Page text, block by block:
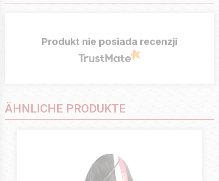
Produkt nie posiada recenzji
ÄHNLICHE PRODUKTE